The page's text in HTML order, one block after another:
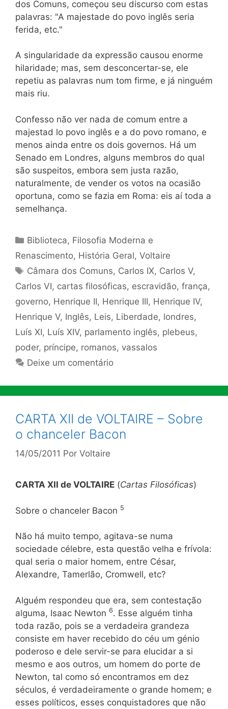
dos Comuns, começou seu discurso com estas
palavras: "A majestade do povo inglês seria
ferida, etc."
A singularidade da expressão causou enorme
hilaridade; mas, sem desconcertar-se, ele
repetiu as palavras num tom firme, e já ninguém
mais riu.
Confesso não ver nada de comum entre a
majestad lo povo inglês e a do povo romano, e
menos ainda entre os dois governos. Há um
Senado em Londres, alguns membros do qual
são suspeitos, embora sem justa razão,
naturalmente, de vender os votos na ocasião
oportuna, como se fazia em Roma: eis aí toda a
semelhança.
Categorias
Biblioteca, Filosofia Moderna e
Renascimento, História Geral, Voltaire
Tags
Câmara dos Comuns, Carlos IX, Carlos V,
Carlos VI, cartas filosóficas, escravidão, frança,
governo, Henrique II, Henrique III, Henrique IV,
Henrique V, Inglês, Leis, Liberdade, londres,
Luís XI, Luís XIV, parlamento inglês, plebeus,
poder, príncipe, romanos, vassalos
Deixe um comentário
CARTA XII de VOLTAIRE – Sobre
o chanceler Bacon
14/05/2011 Por Voltaire
CARTA XII de VOLTAIRE (Cartas Filosóficas)
Sobre o chanceler Bacon 5
Não há muito tempo, agitava-se numa
sociedade célebre, esta questão velha e frívola:
qual seria o maior homem, entre César,
Alexandre, Tamerlão, Cromwell, etc?
Alguém respondeu que era, sem contestação
alguma, Isaac Newton 6. Esse alguém tinha
toda razão, pois se a verdadeira grandeza
consiste em haver recebido do céu um génio
poderoso e dele servir-se para elucidar a si
mesmo e aos outros, um homem do porte de
Newton, tal como só encontramos em dez
séculos, é verdadeiramente o grande homem; e
esses políticos, esses conquistadores que não